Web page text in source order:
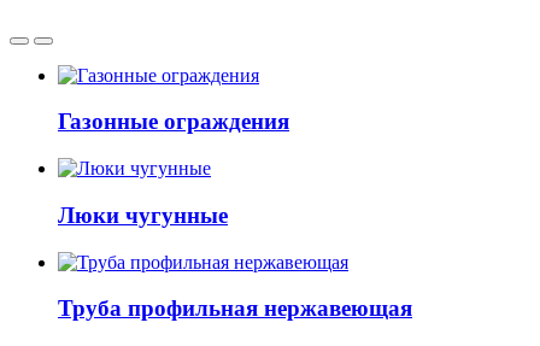
Газонные ограждения
Люки чугунные
Труба профильная нержавеющая